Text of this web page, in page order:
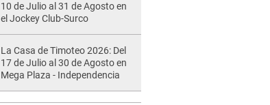
10 de Julio al 31 de Agosto en
el Jockey Club-Surco
La Casa de Timoteo 2026: Del
17 de Julio al 30 de Agosto en
Mega Plaza - Independencia